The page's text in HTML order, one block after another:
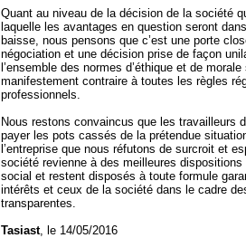
Quant au niveau de la décision de la société
laquelle les avantages en question seront
baisse, nous pensons que c’est une porte
négociation et une décision prise de façon
l’ensemble des normes d’éthique et de
manifestement contraire à toutes les règles
professionnels.
Nous restons convaincus que les travailleurs
payer les pots cassés de la prétendue
l’entreprise que nous réfutons de surcroit et
société revienne à des meilleures
social et restent disposés à toute formule
intérêts et ceux de la société dans le cadre
transparentes.
Tasiast, le 14/05/2016